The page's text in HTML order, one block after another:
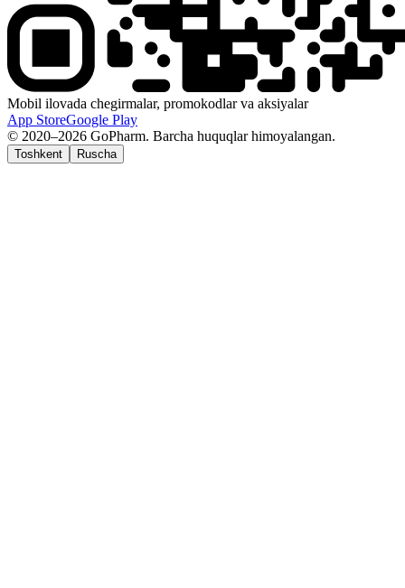
Mobil ilovada chegirmalar, promokodlar va aksiyalar
App StoreGoogle Play
© 2020–2026 GoPharm. Barcha huquqlar himoyalangan.
Toshkent Ruscha